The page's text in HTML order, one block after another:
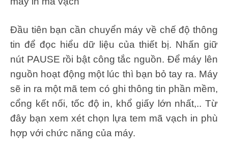
Đầu tiên bạn cần chuyển máy về chế độ thông
tin để đọc hiểu dữ liệu của thiết bị. Nhấn giữ
nút PAUSE rồi bật công tắc nguồn. Để máy lên
nguồn hoạt động một lúc thì bạn bỏ tay ra. Máy
sẽ in ra một mã tem có ghi thông tin phần mềm,
cổng kết nối, tốc độ in, khổ giấy lớn nhất,.. Từ
đây bạn xem xét chọn lựa tem mã vạch in phù
hợp với chức năng của máy.